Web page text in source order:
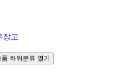
장고
하위분류 열기